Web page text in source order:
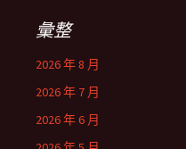
彙整
2026 年 8 月
2026 年 7 月
2026 年 6 月